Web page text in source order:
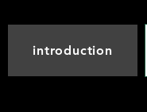
introduction